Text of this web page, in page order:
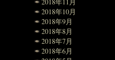
2018年10月
2018年9月
2018年8月
2018年7月
2018年6月